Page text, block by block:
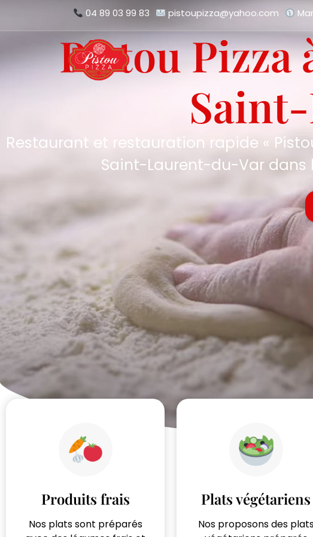
04 89 03 99 83 pistoupizza@yahoo.com
Pistou Pizza
Restaurant et restauration rapide «
Saint-Laurent-du-Var dans
Produits frais
Nos plats sont préparés
Plats végétariens
Nos proposons des